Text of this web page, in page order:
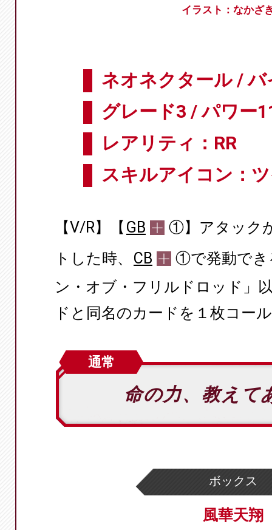
イラスト：なかざ
ネオネクタール /
グレード3 / パワー
レアリティ：RR
スキルアイコン：
【V/R】【 GB
①】アタック
トした時、
CB
①で発動でき
ン・オブ・フリルドロッド」
ドと同名のカードを１枚コー
通常
命の力、教えて
ボックス
風華天翔